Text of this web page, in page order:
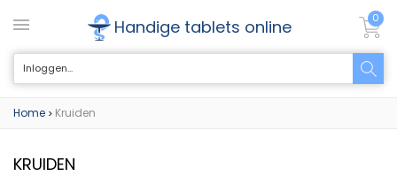
Handige tablets online 0
Home > Kruiden
KRUIDEN